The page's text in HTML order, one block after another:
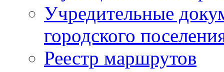
Учредительные
городского
Реестр маршрутов